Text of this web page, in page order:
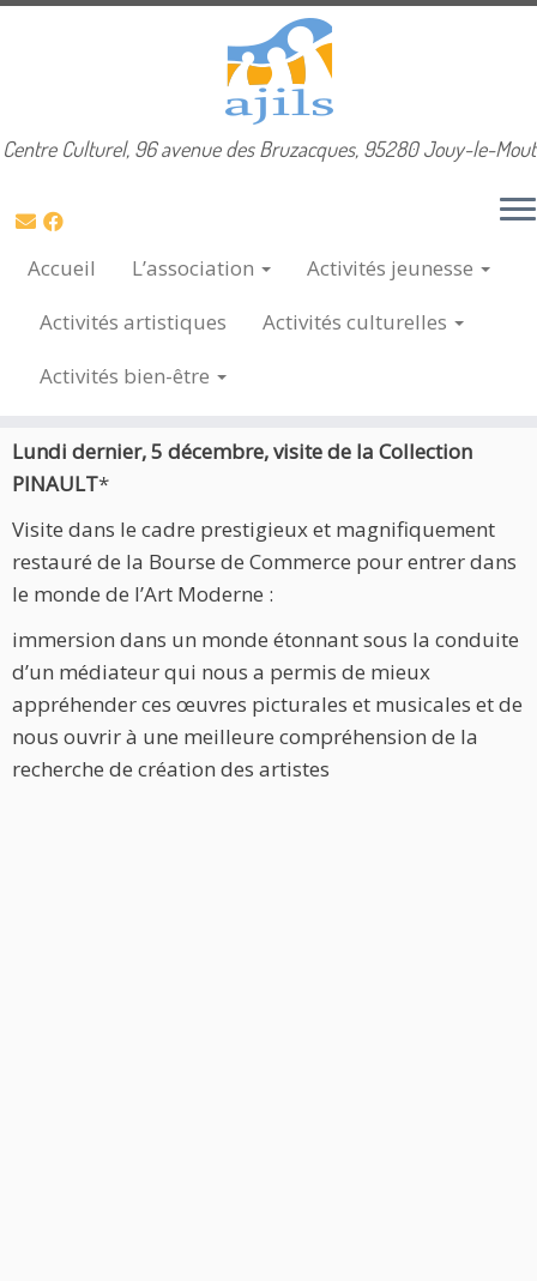
Skip
content
Centre Culturel, 96 avenue des Bruzacques, 95280 Jouy-le-
Accueil L’association Activités jeunesse
Activités artistiques Activités culturelles
Activités bien-être
Visite de la collection PINAULT de la
Visite de la collection PINAULT de la
Lundi dernier, 5 décembre, visite de la Collection
PINAULT*
Visite dans le cadre prestigieux et magnifiquement
restauré de la Bourse de Commerce pour entrer dans
le monde de l’Art Moderne :
immersion dans un monde étonnant sous la conduite
d’un médiateur qui nous a permis de mieux
appréhender ces œuvres picturales et musicales et de
nous ouvrir à une meilleure compréhension de la
recherche de création des artistes